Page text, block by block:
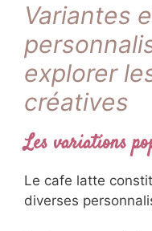
Variantes
explorer
créatives
Les variations
Le cafe latte
diverses